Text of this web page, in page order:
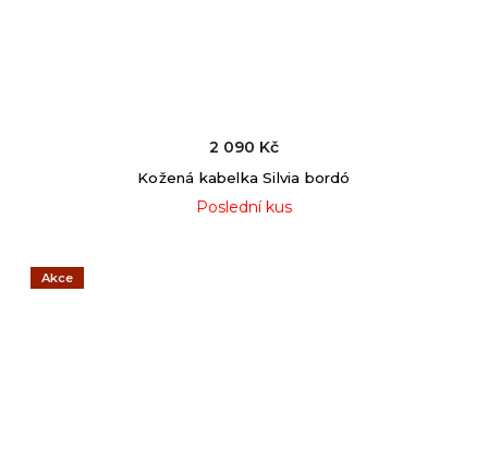
Kožená kabelka Silvia bordó
Poslední kus
2 090 Kč
Akce